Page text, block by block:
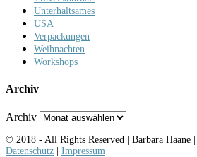
Unterhaltsames
USA
Verpackungen
Weihnachten
Workshops
Archiv
Archiv
© 2018 - All Rights Reserved | Barbara Haane
Datenschutz | Impressum